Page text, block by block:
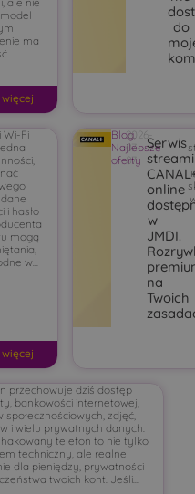
ma
do
Wi-Fi
i hasło
mogą
w...
Blog
Najlepsze
oferty
2026-
07-
07
Serwis
online
w
JMDI.
na
Twoich
przechowuje dziś dostęp
bankowości internetowej,
społecznościowych, zdjęć,
i wielu prywatnych danych.
telefon to nie tylko
techniczny, ale realne
dla pieniędzy, prywatności
twoich kont. Jeśli...